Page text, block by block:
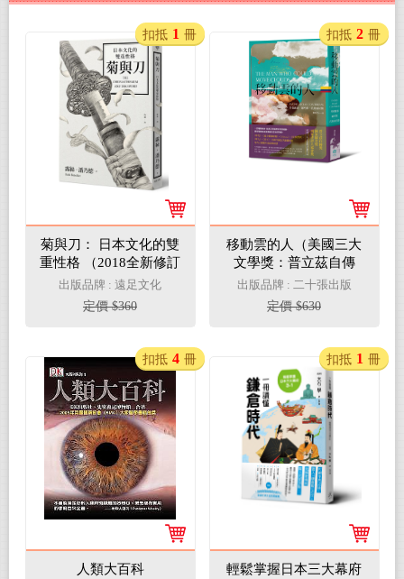
菊與刀： 日本文化的雙
重性格 （2018全新修訂
版）
出版品牌 : 遠足文化
定價 $360
扣抵 1 冊
移動雲的人（美國三大
文學獎：普立茲自傳
獎、國家圖書獎、國家
書評人協會獎決選作
品）
出版品牌 : 二十張出版
定價 $630
扣抵 2 冊
人類大百科
扣抵 4 冊
輕鬆掌握日本三大幕府
扣抵 1 冊